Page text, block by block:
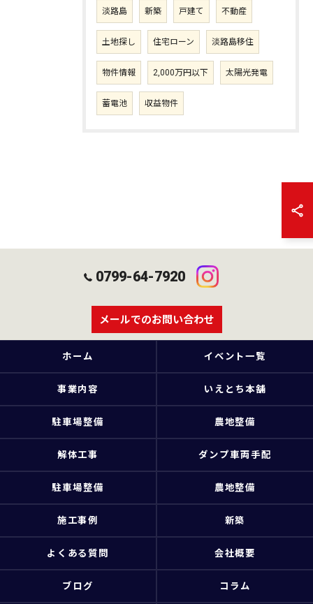
淡路島 新築 戸建て 不動産
土地探し 住宅ローン 淡路島移住
物件情報 2,000万円以下 太陽光発電
蓄電池 収益物件
0799-64-7920
メールでのお問い合わせ
ホーム イベント一覧
事業内容 いえとち本舗
駐車場整備 農地整備
解体工事 ダンプ車両手配
駐車場整備 農地整備
施工事例 新築
よくある質問 会社概要
ブログ コラム